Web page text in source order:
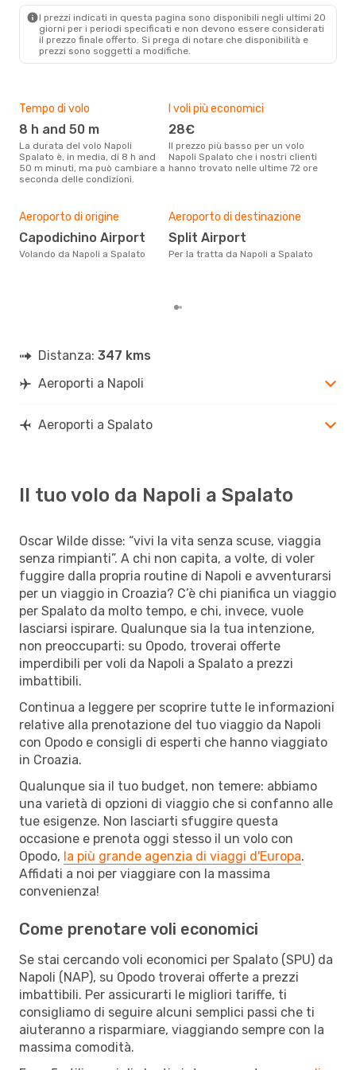
I prezzi indicati in questa pagina sono disponibili negli ultimi 20
giorni per i periodi specificati e non devono essere considerati
il ​​prezzo finale offerto. Si prega di notare che disponibilità e
prezzi sono soggetti a modifiche.
Tempo di volo
8 h and 50 m
La durata del volo Napoli
Spalato è, in media, di 8 h and
50 m minuti, ma può cambiare a
seconda delle condizioni.
I voli più economici
28€
Il prezzo più basso per un volo
Napoli Spalato che i nostri clienti
hanno trovato nelle ultime 72 ore
Aeroporto di origine
Capodichino Airport
Volando da Napoli a Spalato
Aeroporto di destinazione
Split Airport
Per la tratta da Napoli a Spalato
Distanza: 347 kms
Aeroporti a Napoli
Aeroporti a Spalato
Il tuo volo da Napoli a Spalato
Oscar Wilde disse: “vivi la vita senza scuse, viaggia
senza rimpianti”. A chi non capita, a volte, di voler
fuggire dalla propria routine di Napoli e avventurarsi
per un viaggio in Croazia? C’è chi pianifica un viaggio
per Spalato da molto tempo, e chi, invece, vuole
lasciarsi ispirare. Qualunque sia la tua intenzione,
non preoccuparti: su Opodo, troverai offerte
imperdibili per voli da Napoli a Spalato a prezzi
imbattibili.
Continua a leggere per scoprire tutte le informazioni
relative alla prenotazione del tuo viaggio da Napoli
con Opodo e consigli di esperti che hanno viaggiato
in Croazia.
Qualunque sia il tuo budget, non temere: abbiamo
una varietà di opzioni di viaggio che si confanno alle
tue esigenze. Non lasciarti sfuggire questa
occasione e prenota oggi stesso il un volo con
Opodo, la più grande agenzia di viaggi d'Europa.
Affidati a noi per viaggiare con la massima
convenienza!
Come prenotare voli economici
Se stai cercando voli economici per Spalato (SPU) da
Napoli (NAP), su Opodo troverai offerte a prezzi
imbattibili. Per assicurarti le migliori tariffe, ti
consigliamo di seguire alcuni semplici passi che ti
aiuteranno a risparmiare, viaggiando sempre con la
massima comodità.